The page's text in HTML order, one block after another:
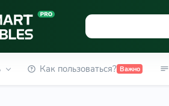
Как пользоваться? Важно